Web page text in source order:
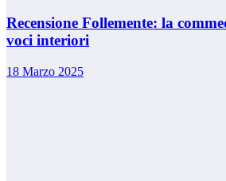
Recensione Follemente: la
voci interiori
18 Marzo 2025